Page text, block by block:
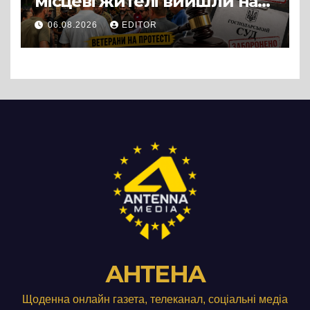
протест до стін
підприємства ТОВ «Омега
Три», що займається
06.08.2026 EDITOR
АНТЕНА
Щоденна онлайн газета, телеканал, соціальні медіа